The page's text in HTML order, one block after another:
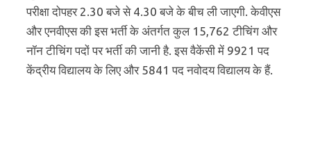
परीक्षा दोपहर 2.30 बजे से 4.30 बजे के बीच ली जाएगी. केवीएस
और एनवीएस की इस भर्ती के अंतर्गत कुल 15,762 टीचिंग और
नॉन टीचिंग पदों पर भर्ती की जानी है. इस वैकेंसी में 9921 पद
केंद्रीय विद्यालय के लिए और 5841 पद नवोदय विद्यालय के हैं.